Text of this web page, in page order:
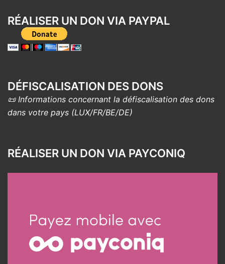
RÉALISER UN DON VIA PAYPAL
DÉFISCALISATION DES DONS
📜 Informations concernant la défiscalisation des dons
dans votre pays (LUX/FR/BE/DE)
RÉALISER UN DON VIA PAYCONIQ